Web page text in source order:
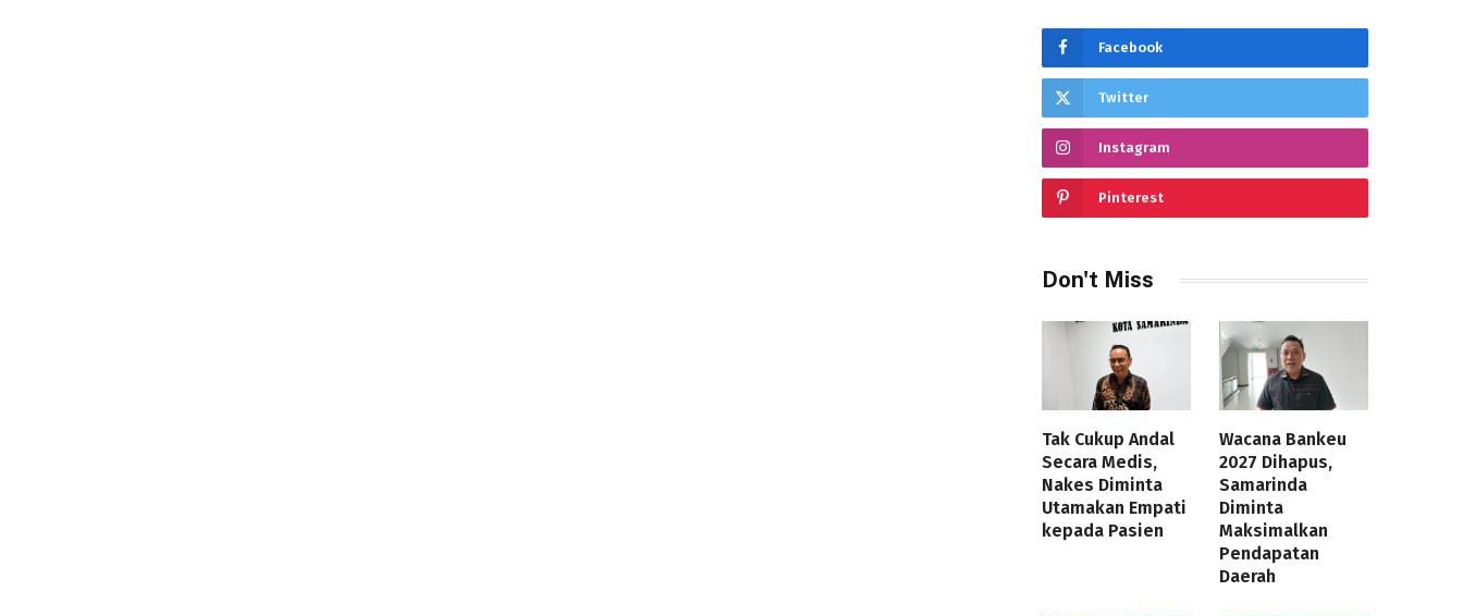
Facebook
Twitter
Instagram
Pinterest
Don't Miss
Tak Cukup Andal
Secara Medis,
Nakes Diminta
Utamakan Empati
kepada Pasien
Wacana Bankeu
2027 Dihapus,
Samarinda
Diminta
Maksimalkan
Pendapatan
Daerah